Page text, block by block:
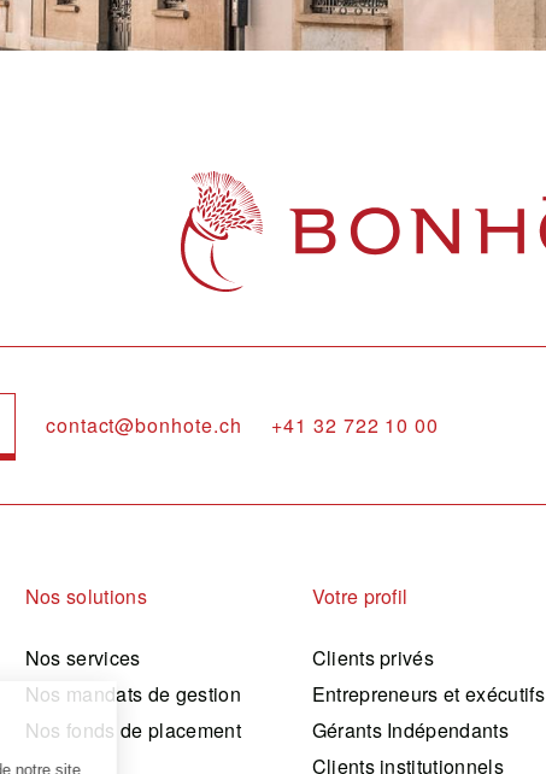
contact@bonhote.ch +41 32 722 10 00
Nos solutions
Nos services
Nos mandats de gestion
Nos fonds de placement
Votre profil
Clients privés
Entrepreneurs et exécutifs
Gérants Indépendants
Clients institutionnels